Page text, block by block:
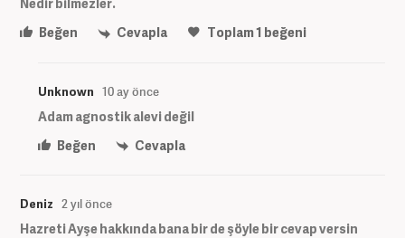
Beğen
Cevapla Toplam1 beğeni
Unknown 10 ay önce
Adam agnostik alevi değil
Beğen
Cevapla
Deniz 2 yıl önce
Hazreti Ayşe hakkında bana bir de şöyle bir cevap versin